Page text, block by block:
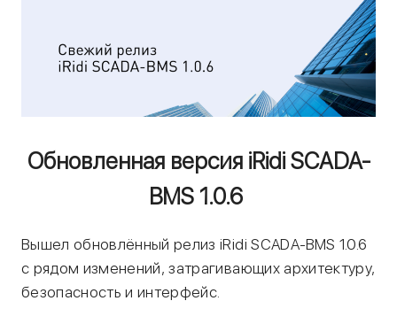
Обновленная версия iRidi SCADA-
BMS 1.0.6
Вышел обновлённый релиз iRidi SCADA-BMS 1.0.6
с рядом изменений, затрагивающих архитектуру,
безопасность и интерфейс.